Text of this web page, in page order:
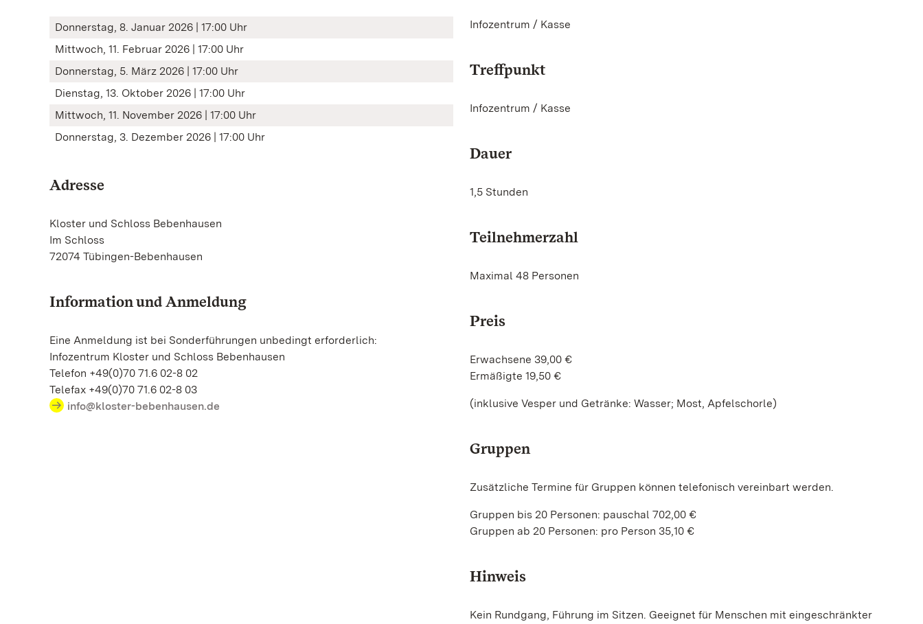
Donnerstag, 8. Januar 2026 | 17:00 Uhr
Mittwoch, 11. Februar 2026 | 17:00 Uhr
Donnerstag, 5. März 2026 | 17:00 Uhr
Dienstag, 13. Oktober 2026 | 17:00 Uhr
Mittwoch, 11. November 2026 | 17:00 Uhr
Donnerstag, 3. Dezember 2026 | 17:00 Uhr
Adresse
Kloster und Schloss Bebenhausen
Im Schloss
72074 Tübingen-Bebenhausen
Information und Anmeldung
Eine Anmeldung ist bei Sonderführungen unbedingt erforderlich:
Infozentrum Kloster und Schloss Bebenhausen
Telefon +49(0)70 71.6 02-8 02
Telefax +49(0)70 71.6 02-8 03
info@kloster-bebenhausen.de
Infozentrum / Kasse
Treffpunkt
Infozentrum / Kasse
Dauer
1,5 Stunden
Teilnehmerzahl
Maximal 48 Personen
Preis
Erwachsene 39,00 €
Ermäßigte 19,50 €
(inklusive Vesper und Getränke: Wasser; Most, Apfelschorle)
Gruppen
Zusätzliche Termine für Gruppen können telefonisch vereinbart werden.
Gruppen bis 20 Personen: pauschal 702,00 €
Gruppen ab 20 Personen: pro Person 35,10 €
Hinweis
Kein Rundgang, Führung im Sitzen. Geeignet für Menschen mit eingeschränkter